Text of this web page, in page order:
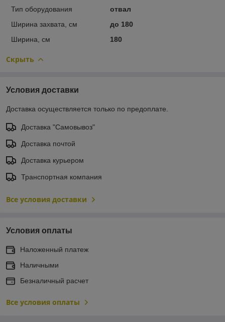
Тип оборудования
отвал
Ширина захвата, см
до 180
Ширина, см
180
Скрыть
Условия доставки
Доставка осуществляется только по предоплате.
Доставка "Самовывоз"
Доставка почтой
Доставка курьером
Транспортная компания
Все условия доставки
Условия оплаты
Наложенный платеж
Наличными
Безналичный расчет
Все условия оплаты